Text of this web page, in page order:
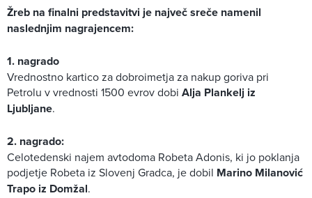
Žreb na finalni predstavitvi je največ sreče namenil
naslednjim nagrajencem:
1. nagrado
Vrednostno kartico za dobroimetja za nakup goriva pri
Petrolu v vrednosti 1500 evrov dobi Alja Plankelj iz
Ljubljane.
2. nagrado:
Celotedenski najem avtodoma Robeta Adonis, ki jo poklanja
podjetje Robeta iz Slovenj Gradca, je dobil Marino Milanović
Trapo iz Domžal.